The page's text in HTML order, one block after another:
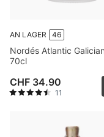
AN LAGER 46
Nordés Atlantic
70cl
CHF 34.90
11